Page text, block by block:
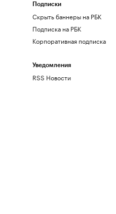
Подписки
Скрыть баннеры на РБК
Подписка на РБК
Корпоративная подписка
Уведомления
RSS Новости